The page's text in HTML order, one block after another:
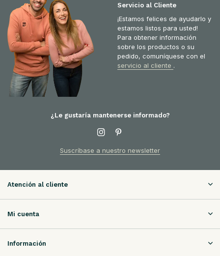
Servicio al Cliente
¡Estamos felices de ayudarlo y
estamos listos para usted!
Para obtener información
sobre los productos o su
pedido, comuníquese con el
servicio al cliente .
¿Le gustaría mantenerse informado?
Suscríbase a nuestro newsletter
Atención al cliente
Mi cuenta
Información